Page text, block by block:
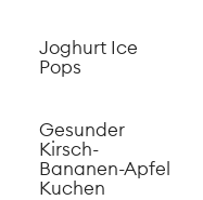
Joghurt Ice
Pops
Gesunder
Kirsch-
Bananen-Apfel
Kuchen